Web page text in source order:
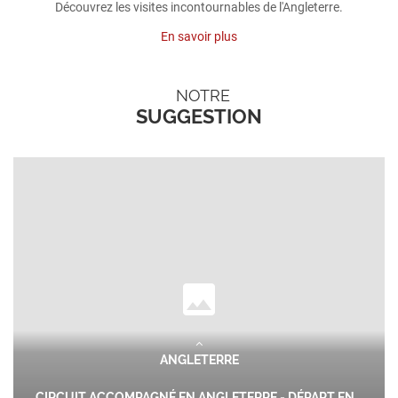
Découvrez les visites incontournables de l'Angleterre.
En savoir plus
NOTRE
SUGGESTION
ANGLETERRE